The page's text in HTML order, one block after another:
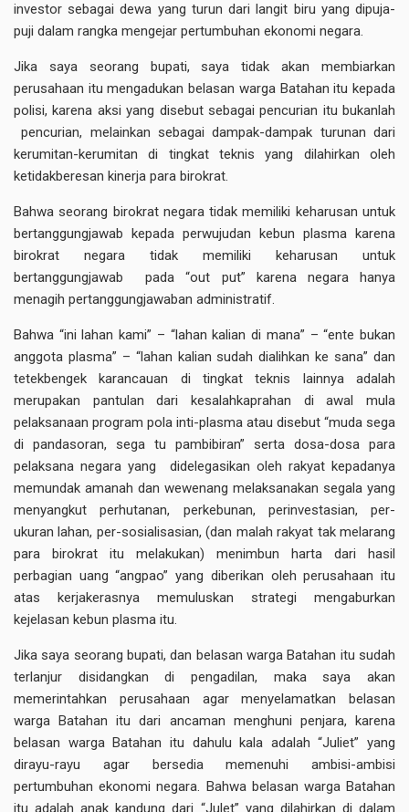
investor sebagai dewa yang turun dari langit biru yang dipuja-
puji dalam rangka mengejar pertumbuhan ekonomi negara.
Jika saya seorang bupati, saya tidak akan membiarkan
perusahaan itu mengadukan belasan warga Batahan itu kepada
polisi, karena aksi yang disebut sebagai pencurian itu bukanlah
pencurian, melainkan sebagai dampak-dampak turunan dari
kerumitan-kerumitan di tingkat teknis yang dilahirkan oleh
ketidakberesan kinerja para birokrat.
Bahwa seorang birokrat negara tidak memiliki keharusan untuk
bertanggungjawab kepada perwujudan kebun plasma karena
birokrat negara tidak memiliki keharusan untuk
bertanggungjawab pada “out put” karena negara hanya
menagih pertanggungjawaban administratif.
Bahwa “ini lahan kami” – “lahan kalian di mana” – “ente bukan
anggota plasma” – “lahan kalian sudah dialihkan ke sana” dan
tetekbengek karancauan di tingkat teknis lainnya adalah
merupakan pantulan dari kesalahkaprahan di awal mula
pelaksanaan program pola inti-plasma atau disebut “muda sega
di pandasoran, sega tu pambibiran” serta dosa-dosa para
pelaksana negara yang didelegasikan oleh rakyat kepadanya
memundak amanah dan wewenang melaksanakan segala yang
menyangkut perhutanan, perkebunan, perinvestasian, per-
ukuran lahan, per-sosialisasian, (dan malah rakyat tak melarang
para birokrat itu melakukan) menimbun harta dari hasil
perbagian uang “angpao” yang diberikan oleh perusahaan itu
atas kerjakerasnya memuluskan strategi mengaburkan
kejelasan kebun plasma itu.
Jika saya seorang bupati, dan belasan warga Batahan itu sudah
terlanjur disidangkan di pengadilan, maka saya akan
memerintahkan perusahaan agar menyelamatkan belasan
warga Batahan itu dari ancaman menghuni penjara, karena
belasan warga Batahan itu dahulu kala adalah “Juliet” yang
dirayu-rayu agar bersedia memenuhi ambisi-ambisi
pertumbuhan ekonomi negara. Bahwa belasan warga Batahan
itu adalah anak kandung dari “Julet” yang dilahirkan di dalam